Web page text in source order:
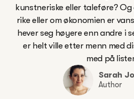
kunstneriske eller taleføre?
rike eller om økonomien er
hever seg høyere enn andre i
er helt ville etter menn med
Sarah
Author